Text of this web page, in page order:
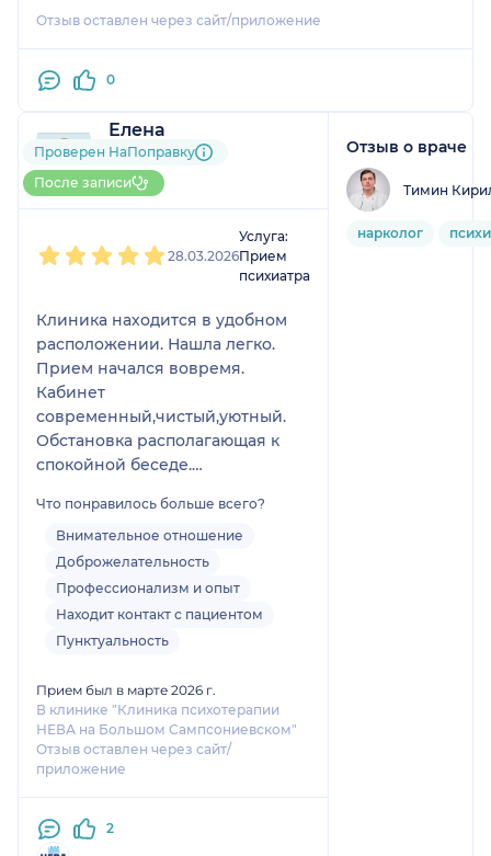
напряжения в стрессовых ситуациях. После
тяжёлый груз. Теперь я вижу, в каком
Ярославу Вадимовичу за помощь!
Отзыв оставлен через сайт/приложение
0
Елена
3 отзыва
До 5 записей через
НаПоправку
Проверен НаПоправку
После записи
28.03.2026
Услуга:
Прием
психиатра
Клиника находится в удобном
расположении. Нашла легко.
Прием начался вовремя.
Кабинет
современный,чистый,уютный.
Обстановка располагающая к
спокойной беседе.
доброжелательный,позитивный.
Консультация велась
корректно,безоценочно,профес
сионально.
На мои вопросы врач отвечал
понятно.
есть проблемы в областях
,которые входят в его
специализацию.
Что понравилось больше всего?
Внимательное отношение
Доброжелательность
Профессионализм и опыт
Находит контакт с пациентом
Пунктуальность
Прием был в марте 2026 г.
В клинике "Клиника психотерапии
НЕВА на Большом Сампсониевском"
Отзыв оставлен через сайт/
приложение
2
Отзыв о враче
Тимин
нарколог